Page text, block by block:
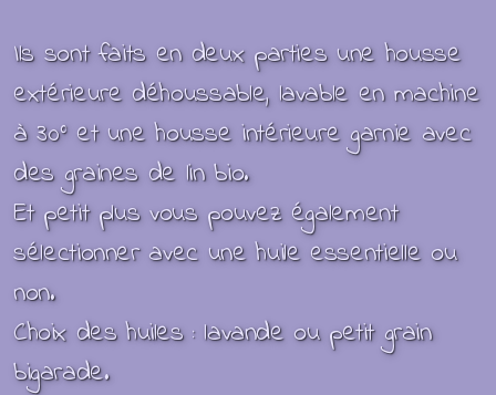
Ils sont faits en deux parties une housse
extérieure déhoussable, lavable en machine
à 30° et une housse intérieure garnie avec
des graines de lin bio.
Et petit plus vous pouvez également
sélectionner avec une huile essentielle ou
non.
Choix des huiles : lavande ou petit grain
bigarade.